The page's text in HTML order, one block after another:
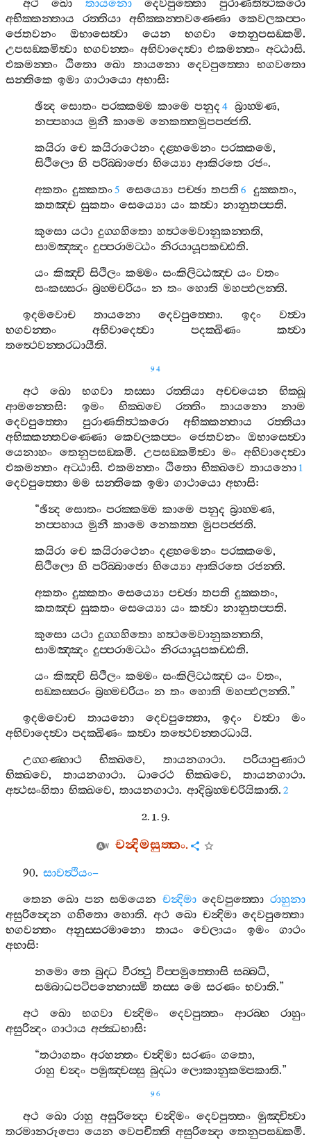
අථ ඛො තායනො දෙවපුත‍්තො
පුරාණතිත්‍ථකරො
අභික‍්කන‍්තාය
රත‍්තියා අභික‍්කන‍්තවණ‍්ණො
කෙවලකප‍්පං
ජෙතවනං
ඔභාසෙත්‍වා යෙන භගවා තෙනුපසඞ‍්කමි.
උපසඞ‍්කමිත්‍වා භගවන‍්තං අභිවාදෙත්‍වා එකමන‍්තං අට‍්ඨාසි.
එකමන‍්තං ඨිතො ඛො තායනො දෙවපුත‍්තො භගවතො
සන‍්තිකෙ ඉමා ගාථායො අභාසි:
ඡින්‍ද සොතං පරක‍්කම‍්ම කාමෙ පනුද 4 බ්‍රාහ‍්මණ,
නප‍්පහාය මුනී කාමෙ නෙකත‍්තමුපපජ‍්ජති.
කයිරා චෙ කයිරාථෙනං දළ‍්හමෙනං පරක‍්කමෙ,
සිථිලො හි පරිබ‍්බාජො භිය්‍යො ආකිරතෙ රජං.
අකතං දුක‍්කතං5 සෙය්‍යො පච‍්ඡා තපති 6 දුක‍්කතං,
කතඤ‍්ච සුකතං සෙය්‍යො යං කත්‍වා නානුතප‍්පති.
කුසො යථා දුග‍්ගහිතො හත්‍ථමෙවානුකන‍්තති,
සාමඤ‍්ඤං දුප‍්පරාමට‍්ඨං නිරයායූපකඩ‍්ඪති.
යං කිඤ‍්චි සිථිලං කම‍්මං සංකිලිට‍්ඨඤ‍්ච යං වතං
සංකස‍්සරං බ්‍රහ‍්මචරියං න තං හොති මහප‍්ඵලන‍්ති.
ඉදමවොච
තායනො දෙවපුත‍්තො. ඉදං
වත්‍වා
භගවන‍්තං
අභිවාදෙත්‍වා පදක‍්ඛිණං
කත්‍වා
තත්‍ථෙවන‍්තරධායීති.
94
අථ ඛො භගවා තස‍්සා රත‍්තියා අච‍්චයෙන
භික‍්ඛූ
ආමන‍්තෙසි: ඉමං භික‍්ඛවෙ රත‍්තිං තායනො
නාම
දෙවපුත‍්තො
පුරාණතිත්‍ථකරො අභික‍්කන‍්තාය
රත‍්තියා
අභික‍්කන‍්තවණ‍්ණො කෙවලකප‍්පං ජෙතවනං ඔභාසෙත්‍වා
යෙනාහං තෙනුපසඞ‍්කමි. උපසඞ‍්කමිත්‍වා මං අභිවාදෙත්‍වා
එකමන‍්තං අට‍්ඨාසි.එකමන‍්තං ඨිතො භික‍්ඛවෙ තායනො 1
දෙවපුත‍්තො මම සන‍්තිකෙ ඉමා ගාථායො අභාසි:
“ඡින්‍ද සොතං පරක‍්කම‍්ම කාමෙ පනුද බ්‍රාහ‍්මණ,
නප‍්පහාය මුනී කාමෙ නෙකත‍්ත මුපපජ‍්ජති.
කයිරා චෙ කයිරාථෙනං දළ‍්හමෙනං පරක‍්කමෙ,
සිථිලො හි පරිබ‍්බාජො භිය්‍යො ආකිරතෙ රජන‍්ති.
අකතං දුක‍්කතං සෙය්‍යො පච‍්ඡා තපති දුක‍්කතං,
කතඤ‍්ච සුකතං සෙය්‍යො යං කත්‍වා නානුතප‍්පති.
කුසො යථා දුග‍්ගහිතො හත්‍ථමෙවානුකන‍්තති,
සාමඤ‍්ඤං දුප‍්පරාමට‍්ඨං නිරයායූපකඩ‍්ඪති.
යං කිඤ‍්චි සිථිලං කම‍්මං සංකිලිට‍්ඨඤ‍්ච යං වතං,
සඞ‍්කස‍්සරං බ්‍රහ‍්මචරියං න තං හොති මහප‍්ඵලන‍්ති.”
ඉදමවොච
තායනො දෙවපුත‍්තො, ඉදං වත්‍වා
මං
අභිවාදෙත්‍වා පදක‍්ඛිණං කත්‍වා තත්‍ථෙවන‍්තරධායි.
උග‍්ගණ‍්හාථ
භික‍්ඛවෙ, තායනගාථා.පරියාපුණාථ
භික‍්ඛවෙ, තායනගාථා. ධාරෙථ භික‍්ඛවෙ, තායනගාථා.
අත්‍ථසංහිතා භික‍්ඛවෙ, තායනගාථා. ආදිබ්‍රහ‍්මචරියිකාති. 2
2. 1. 9.
චන්‍දිමසුත‍්තං.
90. සාවත්‍ථියං–
තෙන ඛො පන සමයෙන චන්‍දිමා දෙවපුත‍්තො රාහුනා
අසුරින්‍දෙන ගහිතො හොති.අථ ඛො චන්‍දිමා දෙවපුත‍්තො
භගවන‍්තං
අනුස‍්සරමානො තායං වෙලායං ඉමං
ගාථං
අභාසි:
නමො තෙ බුද‍්ධ වීරත්‍ථු විප‍්පමුත‍්තොසි සබ‍්බධි,
සම‍්බාධපටිපන‍්නොස‍්මි තස‍්ස මෙ සරණං භවාති.”
අථ
ඛො භගවා චන්‍දිමං දෙවපුත‍්තං ආරබ‍්භ
රාහුං
අසුරින්‍දං ගාථාය අජ‍්ඣභාසි:
“තථාගතං අරහන‍්තං චන්‍දිමා සරණං ගතො,
රාහු චන්‍දං පමුඤ‍්චස‍්සු බුද‍්ධා ලොකානුකම‍්පකාති.”
96
අථ ඛො රාහු අසුරින්‍දො චන්‍දිමං දෙවපුත‍්තං මුඤ‍්චිත්‍වා
තරමානරූපො යෙන වෙපචිත‍්ති අසුරින්‍දො තෙනුපසඞ‍්කමි.